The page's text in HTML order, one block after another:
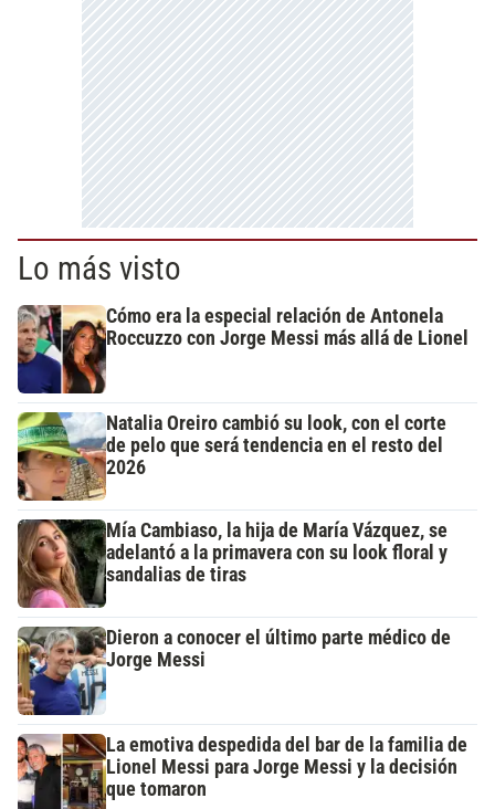
Lo más visto
Cómo era la especial relación de Antonela
Roccuzzo con Jorge Messi más allá de Lionel
Natalia Oreiro cambió su look, con el corte
de pelo que será tendencia en el resto del
2026
Mía Cambiaso, la hija de María Vázquez, se
adelantó a la primavera con su look floral y
sandalias de tiras
Dieron a conocer el último parte médico de
Jorge Messi
La emotiva despedida del bar de la familia de
Lionel Messi para Jorge Messi y la decisión
que tomaron